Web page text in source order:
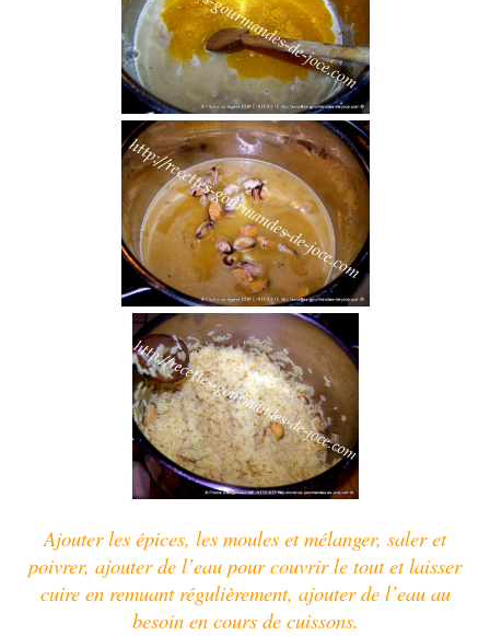
Ajouter les épices, les moules et mélanger, saler et
poivrer, ajouter de l’eau pour couvrir le tout et laisser
cuire en remuant régulièrement, ajouter de l’eau au
besoin en cours de cuissons.